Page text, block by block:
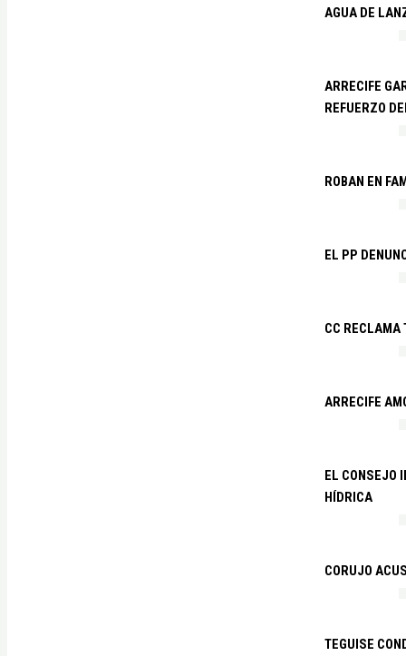
AGUA DE
ARRECIFE
REFUERZO
ROBAN EN
EL PP
CC RECLAMA
ARRECIFE
EL CONSEJO
HÍDRICA
CORUJO
TEGUISE